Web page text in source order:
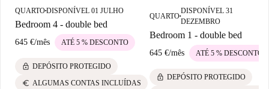
QUARTO■DISPONÍVEL 01 JULHO
Bedroom 4 - double bed
645 €/mês ATÉ 5 % DESCONTO
lock DEPÓSITO PROTEGIDO
euro ALGUMAS CONTAS INCLUÍDAS
QUARTO■
DISPONÍVEL 31
DEZEMBRO
Bedroom 1 - double bed
645 €/mês ATÉ 5 % DESCONTO
lock DEPÓSITO PROTEGIDO